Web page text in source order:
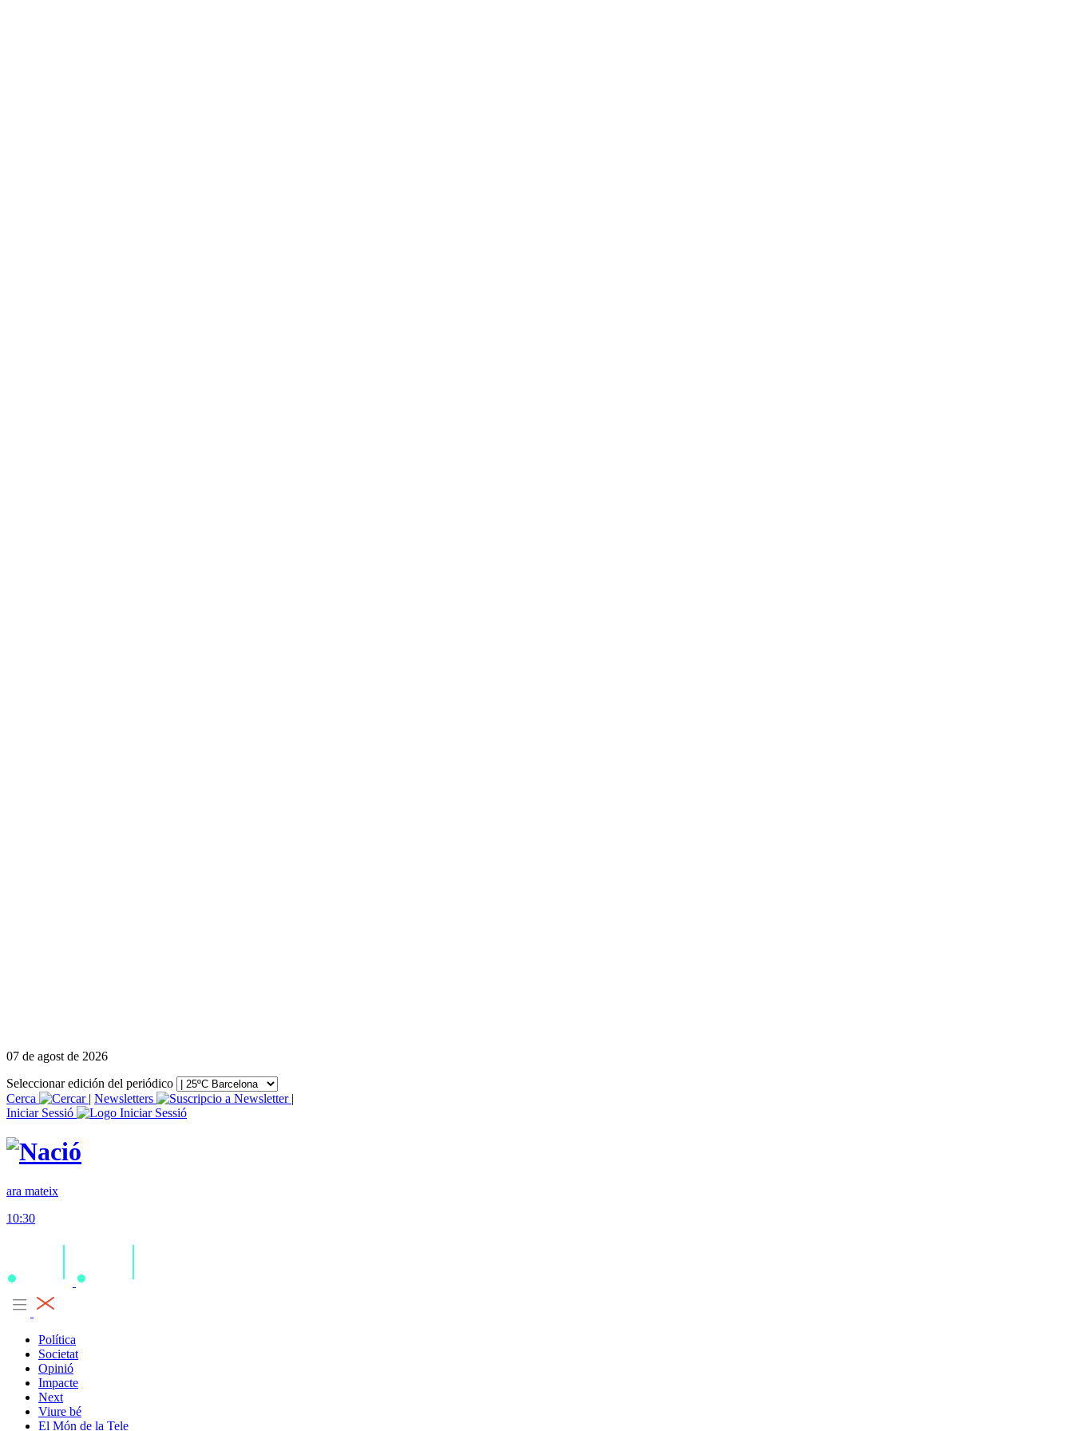
07 de agost de 2026
Seleccionar edición del periódico
Cerca
| Newsletters
|
Iniciar Sessió
ara mateix
10:30
Política
Societat
Opinió
Impacte
Next
Viure bé
El Món de la Tele